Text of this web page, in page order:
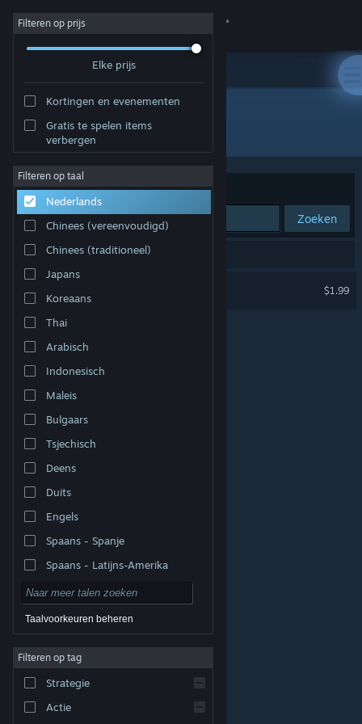
Inloggen
Community
Over
Ondersteuning
Taal wijzigen
Download de mobiele Steam-app
Desktopwebsite weergeven
© Valve Corporation. Alle rechten voorbehouden. Alle
handelsmerken zijn eigendom van hun respectieve
Privacybeleid|Juridische informatie
Toegankelijkheid
|
Terugbetalingen
Filteren op prijs
Elke prijs
Kortingen en evenementen
Gratis te spelen items
verbergen
Filteren op taal
Nederlands
Chinees (vereenvoudigd)
Chinees (traditioneel)
Japans
Koreaans
Thai
Arabisch
Indonesisch
Maleis
Bulgaars
Tsjechisch
Deens
Duits
Engels
Spaans - Spanje
Spaans - Latijns-Amerika
Taalvoorkeuren beheren
Filteren op tag
Strategie
Actie
Ontwikkelaar: Un Pas Fragile Team
Sorteren op Relevantie
Zoeken
1 resultaat komt overeen met je zoekopdracht.
$1.99